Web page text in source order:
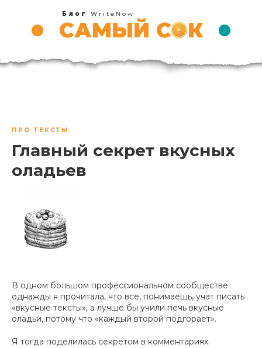
САМЫЙ СОК
Блог Write Now
ПРО ТЕКСТЫ
Главный секрет вкусных
оладьев
В одном большом профессиональном сообществе
однажды я прочитала, что все, понимаешь, учат писать
«вкусные тексты», а лучше бы учили печь вкусные
оладьи, потому что «каждый второй подгорает».
Я тогда поделилась секретом в комментариях.